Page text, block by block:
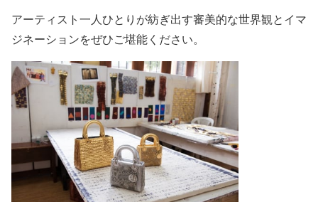
アーティスト一人ひとりが紡ぎ出す審美的な世界観とイマ
ジネーションをぜひご堪能ください。